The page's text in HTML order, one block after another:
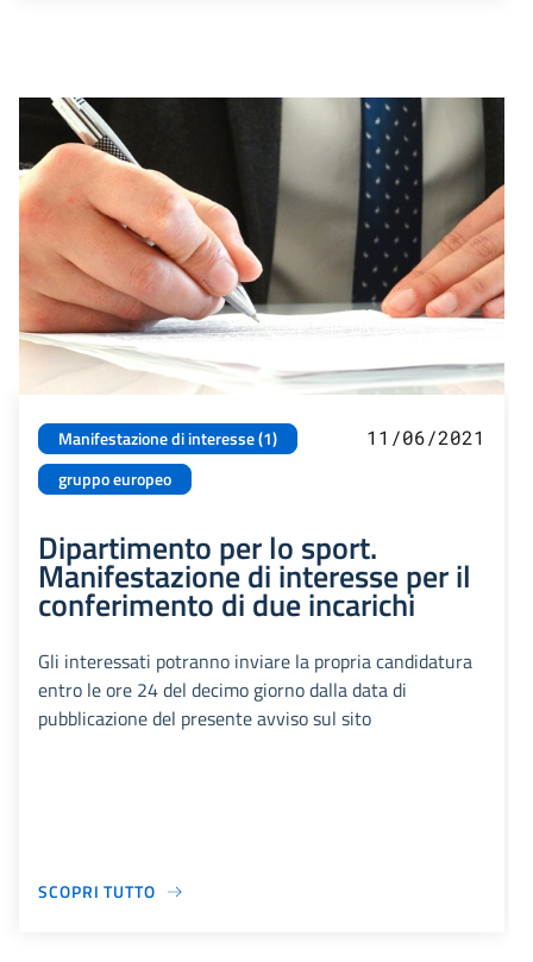
Manifestazione di interesse (1)
gruppo europeo
11/06/2021
Dipartimento per lo sport.
Manifestazione di interesse per il
conferimento di due incarichi
Gli interessati potranno inviare la propria candidatura
entro le ore 24 del decimo giorno dalla data di
pubblicazione del presente avviso sul sito
SCOPRI TUTTO